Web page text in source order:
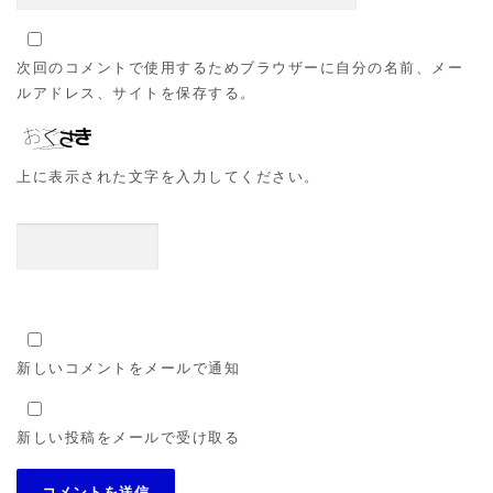
次回のコメントで使用するためブラウザーに自分の名前、メー
ルアドレス、サイトを保存する。
上に表示された文字を入力してください。
新しいコメントをメールで通知
新しい投稿をメールで受け取る